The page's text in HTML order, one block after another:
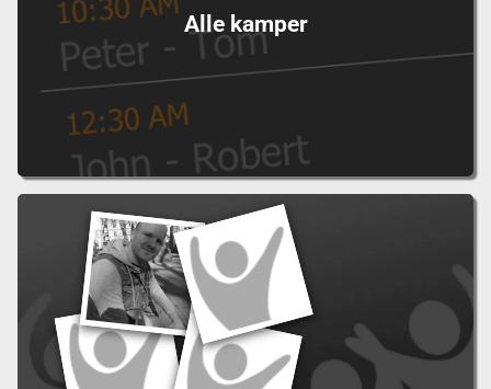
Alle kamper